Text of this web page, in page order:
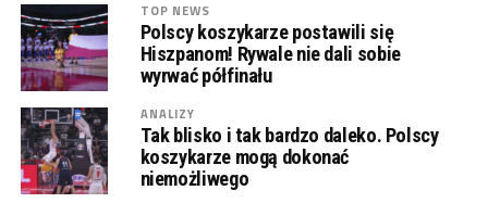
TOP NEWS
Polscy koszykarze postawili się
Hiszpanom! Rywale nie dali sobie
wyrwać półfinału
ANALIZY
Tak blisko i tak bardzo daleko. Polscy
koszykarze mogą dokonać
niemożliwego